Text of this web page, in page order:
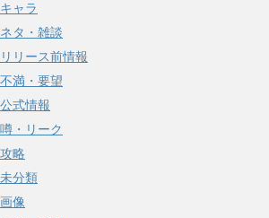
キャラ
ネタ・雑談
リリース前情報
不満・要望
公式情報
噂・リーク
攻略
未分類
画像